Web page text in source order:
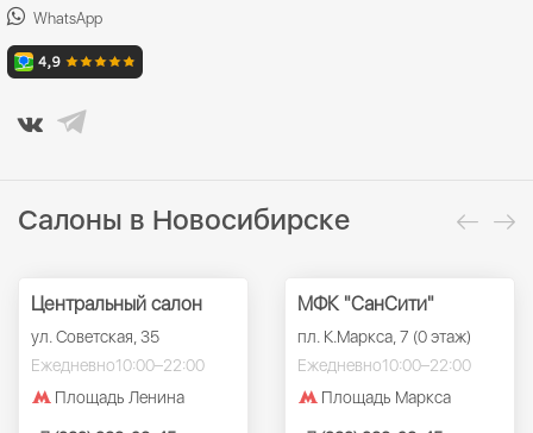
WhatsApp
Салоны в Новосибирске
Центральный салон
ул. Советская, 35
Ежедневно10:00–22:00
Площадь Ленина
МФК "СанСити"
пл. К.Маркса, 7 (0 этаж)
Ежедневно10:00–22:00
Площадь Маркса